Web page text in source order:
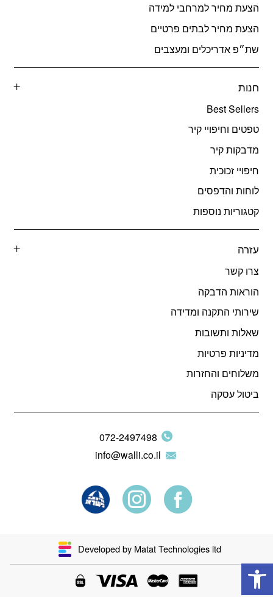
הצעת מחיר למרחבי למידה
הצעת מחיר לבתים פרטיים
שת״פ אדריכלים ומעצבים
חנות
Best Sellers
טפטים וחיפויי קיר
מדבקות קיר
חיפויי זכוכית
לוחות והדפסים
קטגוריות נוספות
עזרה
צרו קשר
הוראות הדבקה
שירותי התקנה ומדידה
שאלות ותשובות
מדיניות פרטיות
משלוחים והחזרות
ביטול עסקה
072-2497498
info@walli.co.il
Developed by Matat Technologies ltd
פתח סרגל נגישות